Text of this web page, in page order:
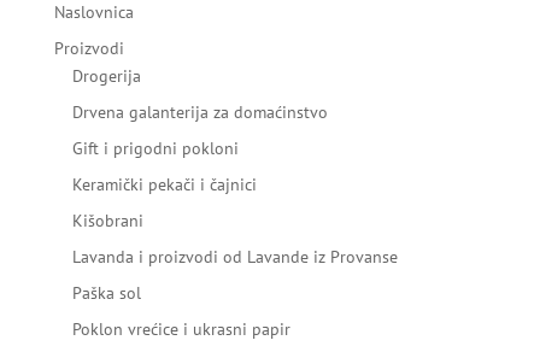
Naslovnica
Proizvodi
Drogerija
Drvena galanterija za domaćinstvo
Gift i prigodni pokloni
Keramički pekači i čajnici
Kišobrani
Lavanda i proizvodi od Lavande iz Provanse
Paška sol
Poklon vrećice i ukrasni papir